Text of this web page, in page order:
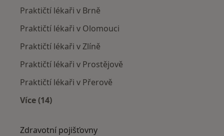
Praktičtí lékaři v Brně
Praktičtí lékaři v Olomouci
Praktičtí lékaři v Zlíně
Praktičtí lékaři v Prostějově
Praktičtí lékaři v Přerově
Více (14)
Zdravotní pojišťovny